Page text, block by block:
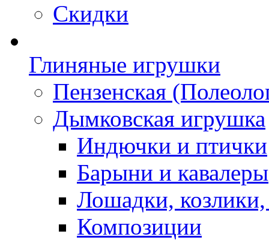
Скидки
Глиняные игрушки
Пензенская
Дымковская игрушка
Индючки и птички
Барыни и кавалеры
Лошадки,
Композиции